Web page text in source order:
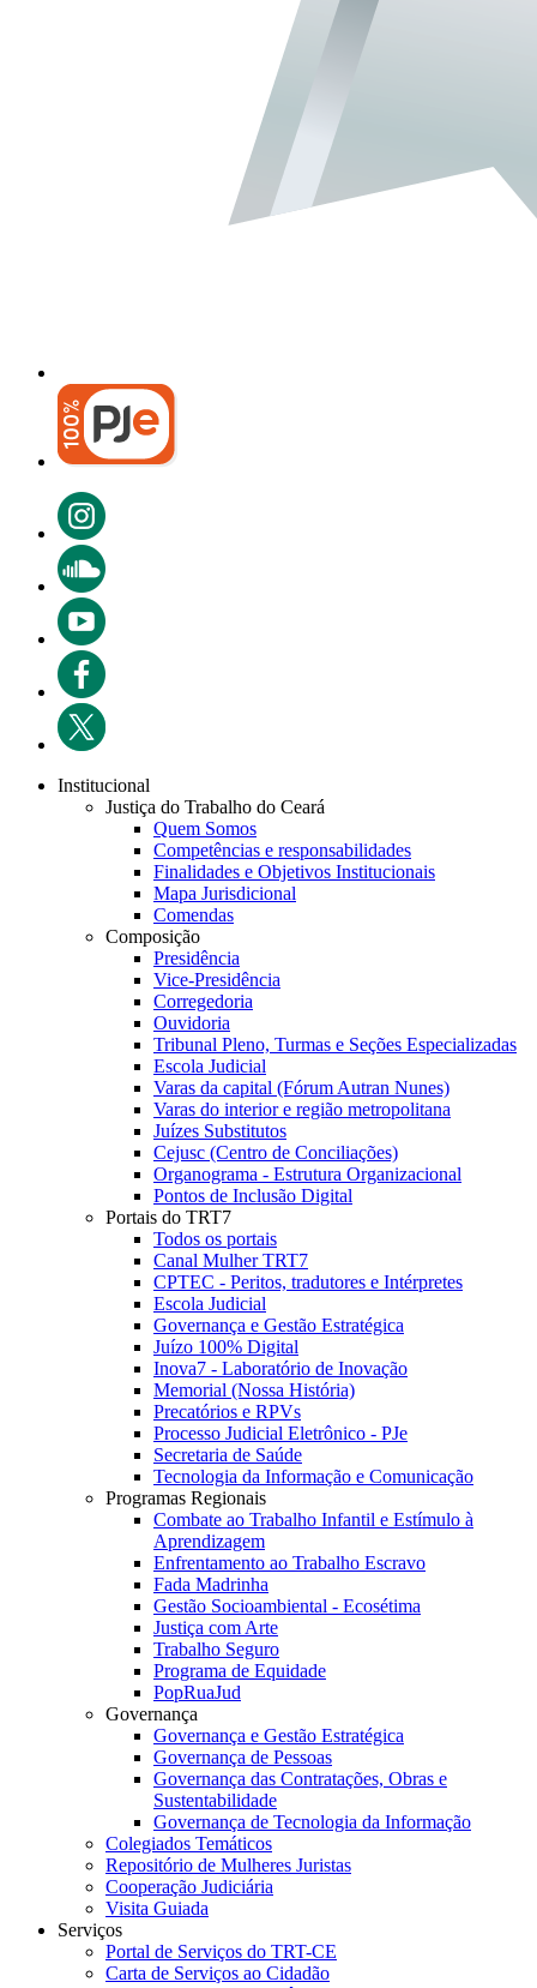
Institucional
Justiça do Trabalho do Ceará
Quem Somos
Competências e responsabilidades
Finalidades e Objetivos Institucionais
Mapa Jurisdicional
Comendas
Composição
Presidência
Vice-Presidência
Corregedoria
Ouvidoria
Tribunal Pleno, Turmas e Seções Especializadas
Escola Judicial
Varas da capital (Fórum Autran Nunes)
Varas do interior e região metropolitana
Juízes Substitutos
Cejusc (Centro de Conciliações)
Organograma - Estrutura Organizacional
Pontos de Inclusão Digital
Portais do TRT7
Todos os portais
Canal Mulher TRT7
CPTEC - Peritos, tradutores e Intérpretes
Escola Judicial
Governança e Gestão Estratégica
Juízo 100% Digital
Inova7 - Laboratório de Inovação
Memorial (Nossa História)
Precatórios e RPVs
Processo Judicial Eletrônico - PJe
Secretaria de Saúde
Tecnologia da Informação e Comunicação
Programas Regionais
Combate ao Trabalho Infantil e Estímulo à
Aprendizagem
Enfrentamento ao Trabalho Escravo
Fada Madrinha
Gestão Socioambiental - Ecosétima
Justiça com Arte
Trabalho Seguro
Programa de Equidade
PopRuaJud
Governança
Governança e Gestão Estratégica
Governança de Pessoas
Governança das Contratações, Obras e
Sustentabilidade
Governança de Tecnologia da Informação
Colegiados Temáticos
Repositório de Mulheres Juristas
Cooperação Judiciária
Visita Guiada
Serviços
Portal de Serviços do TRT-CE
Carta de Serviços ao Cidadão